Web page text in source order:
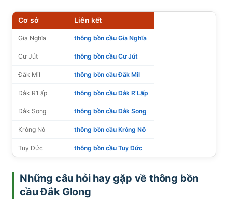
Cơ sở Liên kết
Gia Nghĩa thông bồn cầu Gia Nghĩa
Cư Jút thông bồn cầu Cư Jút
Đắk Mil thông bồn cầu Đắk Mil
Đắk R’Lấp thông bồn cầu Đắk R’Lấp
Đắk Song thông bồn cầu Đắk Song
Krông Nô thông bồn cầu Krông Nô
Tuy Đức thông bồn cầu Tuy Đức
Những câu hỏi hay gặp về thông bồn
cầu Đắk Glong